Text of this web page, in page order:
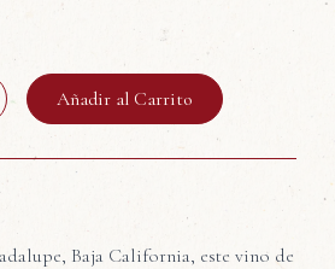
Añadir al Carrito
Baja California, este vino de